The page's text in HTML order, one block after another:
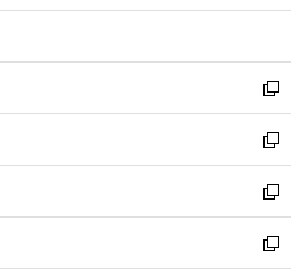
ウ
開
く
新
し
い
ウ
ィ
ン
ド
ウ
新
し
い
ウ
ィ
ン
新
し
い
ウ
新
し